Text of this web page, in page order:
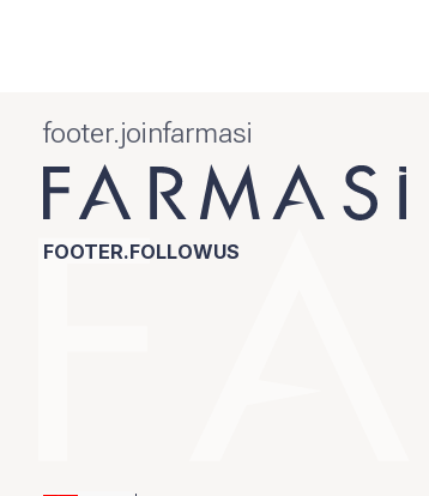
footer.joinfarmasi
FOOTER.FOLLOWUS